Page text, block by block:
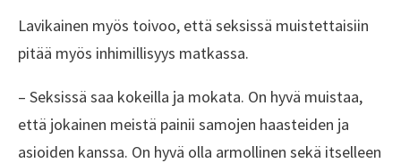
Lavikainen myös toivoo, että seksissä muistettaisiin
pitää myös inhimillisyys matkassa.
– Seksissä saa kokeilla ja mokata. On hyvä muistaa,
että jokainen meistä painii samojen haasteiden ja
asioiden kanssa. On hyvä olla armollinen sekä itselleen